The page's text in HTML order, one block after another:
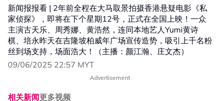
新闻报报看 | 2年前全程在大马取景拍摄香港悬疑电影《私
家侦探》，即将在下个星期12号，正式在全国上映！一众
主演古天乐、周秀娜、黄浩然，连同本地艺人Yumi黄诗
棋、培永昨天在吉隆坡柏威年广场宣传造势，吸引上千名粉
丝到场支持，场面浩大！（主播：颜江瀚、庄文杰）
09/06/2025 22:57 MYT
Advertisement
相关新闻更多视频